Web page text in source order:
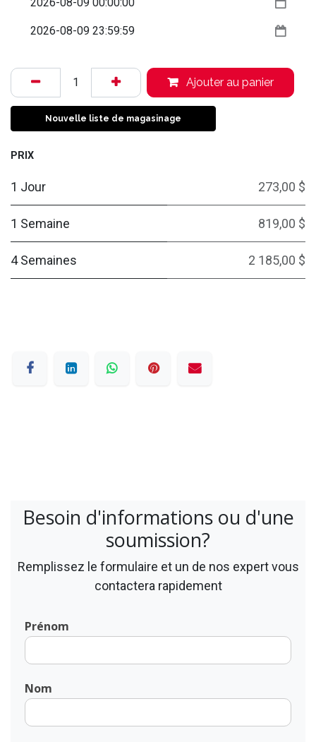
Ajouter au panier
Nouvelle liste de magasinage
PRIX
1 Jour 273,00 $
1 Semaine 819,00 $
4 Semaines 2 185,00 $
Besoin d'informations ou d'une
soumission?
Remplissez le formulaire et un de nos expert vous
contactera rapidement
Prénom
Nom